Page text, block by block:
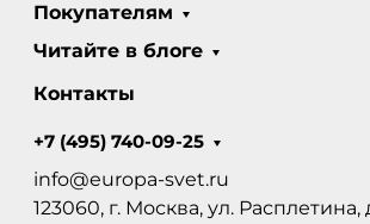
Покупателям
Читайте в блоге
Контакты
+7 (495) 740-09-25
info@europa-svet.ru
123060, г. Москва, ул. Расплетина,